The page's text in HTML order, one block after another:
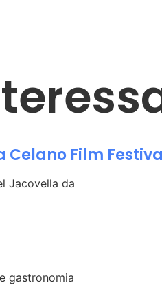
Celano Film
Jacovella da
gastronomia